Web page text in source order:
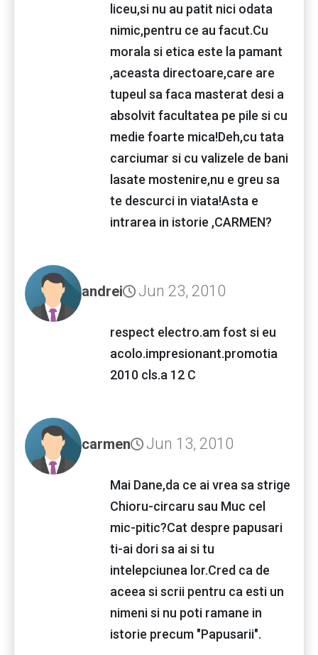
liceu,si nu au patit nici odata
nimic,pentru ce au facut.Cu
morala si etica este la pamant
,aceasta directoare,care are
tupeul sa faca masterat desi a
absolvit facultatea pe pile si cu
medie foarte mica!Deh,cu tata
carciumar si cu valizele de bani
lasate mostenire,nu e greu sa
te descurci in viata!Asta e
intrarea in istorie ,CARMEN?
andrei Jun 23, 2010
respect electro.am fost si eu
acolo.impresionant.promotia
2010 cls.a 12 C
carmen Jun 13, 2010
Mai Dane,da ce ai vrea sa strige
Chioru-circaru sau Muc cel
mic-pitic?Cat despre papusari
ti-ai dori sa ai si tu
intelepciunea lor.Cred ca de
aceea si scrii pentru ca esti un
nimeni si nu poti ramane in
istorie precum "Papusarii".